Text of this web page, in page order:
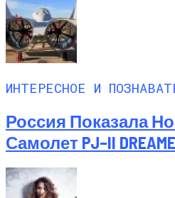
ИНТЕРЕСНОЕ И
Россия Показала
Самолет PJ–II